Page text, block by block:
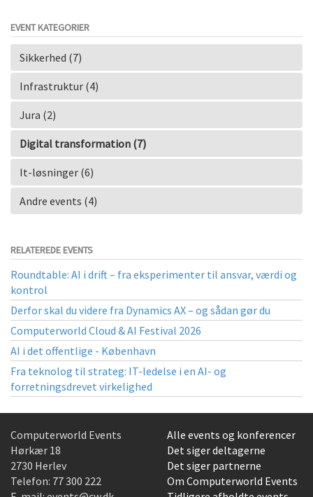
EVENT KATEGORIER
Sikkerhed (7)
Infrastruktur (4)
Jura (2)
Digital transformation (7)
It-løsninger (6)
Andre events (4)
RELATEREDE EVENTS
Roundtable: AI i drift – fra eksperimenter til ansvar, værdi og
kontrol
Derfor skal du videre fra Dynamics AX – og sådan gør du
Computerworld Cloud & AI Festival 2026
AI i det offentlige - København
Fra teknolog til strateg: IT-ledelse i en AI- og
forretningsdrevet virkelighed
Computerworld Events
Hørkær 18
2730 Herlev
Telefon: 77 300 222
Alle events og konferencer
Det siger deltagerne
Det siger partnerne
Om Computerworld Events